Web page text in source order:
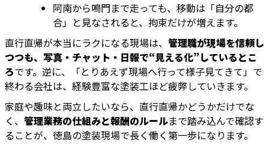
阿南から鳴門まで走っても、移動は「自分の都
合」と見なされると、拘束だけが増えます。
直行直帰が本当にラクになる現場は、 管理職が現場を信頼し
つつも、写真・チャット・日報で“見える化”しているとこ
ろです。逆に、「とりあえず現場へ行って様子見てきて」で
終わる会社は、経験豊富な塗装工ほど疲弊していきます。
家庭や趣味と両立したいなら、直行直帰かどうかだけでな
く、 管理業務の仕組みと報酬のルールまで踏み込んで確認す
ることが、徳島の塗装現場で長く働く第一歩になります。